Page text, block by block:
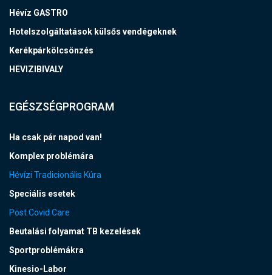
Hévíz GASTRO
Hotelszolgáltatások külsős vendégeknek
Kerékpárkölcsönzés
HEVIZIBIVALY
EGÉSZSÉGPROGRAM
Ha csak pár napod van!
Komplex problémára
Hévízi Tradicionális Kúra
Speciális esetek
Post Covid Care
Beutalási folyamat TB kezelések
Sportproblémákra
Kinesio-Labor